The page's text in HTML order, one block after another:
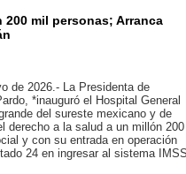
mil personas; Arranca
de 2026.- La Presidenta de
*inauguró el Hospital General
del sureste mexicano y de
derecho a la salud a un millón 200
y con su entrada en operación
24 en ingresar al sistema IMSS